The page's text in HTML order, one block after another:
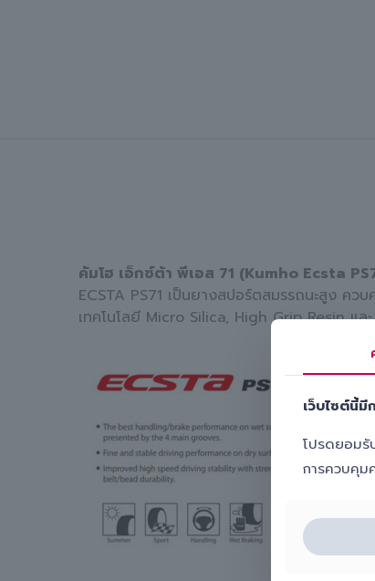
คัมโฮ เอ็กซ์ต้า พีเอส 71 (Kumho Ecsta
ECSTA PS71 เป็นยางสปอร์ตสมรรถนะสูง ค
เทคโนโลยี Micro Silica, High Grip Resin แล
เว็บไซต์นี้มี
โปรดยอมรั
การควบคุม